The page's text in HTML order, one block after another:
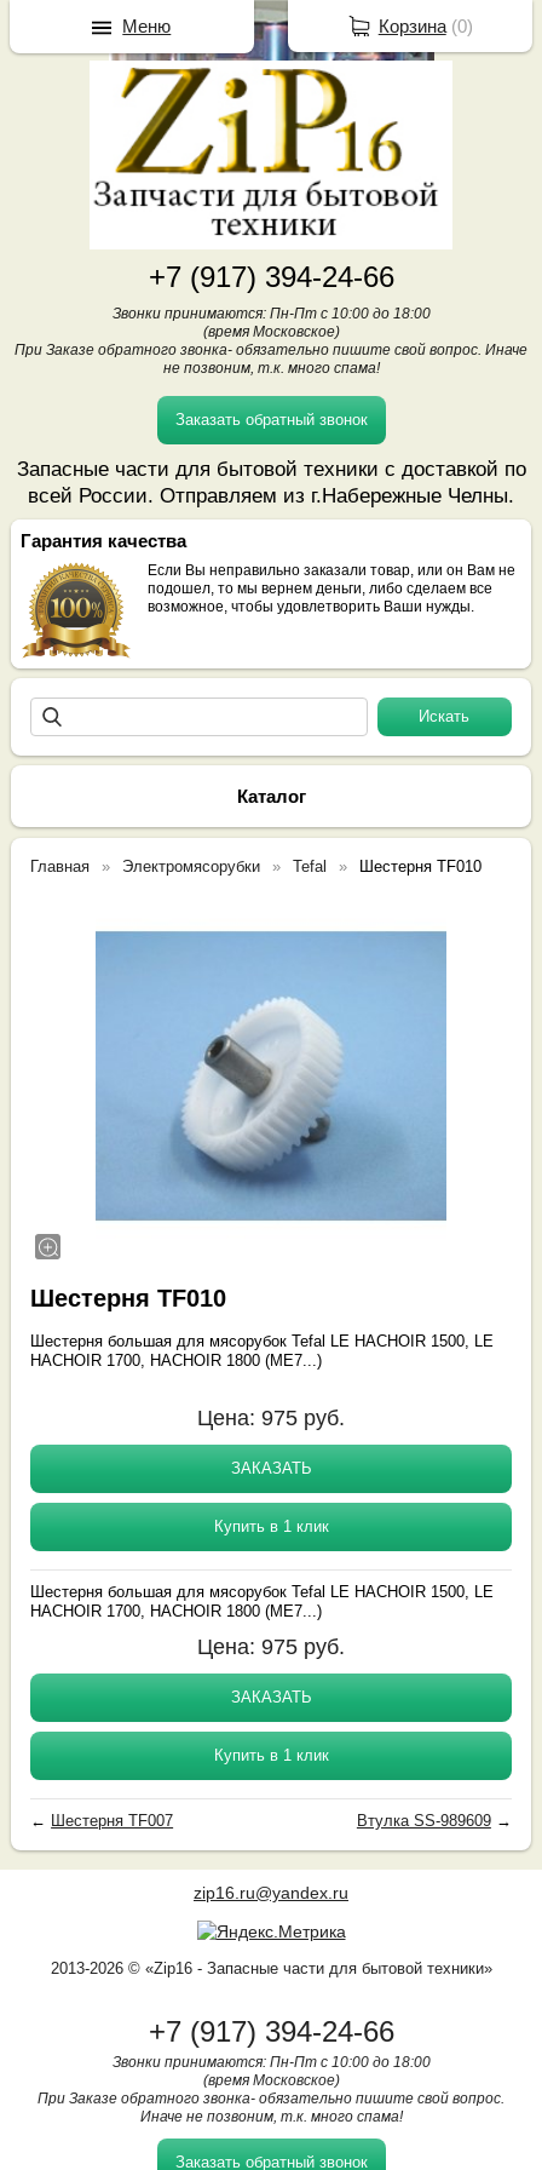
+7 (917) 394-24-66
Звонки принимаются: Пн-Пт с 10:00 до 18:00
(время Московское)
При Заказе обратного звонка- обязательно пишите свой вопрос. Иначе
не позвоним, т.к. много спама!
Заказать обратный звонок
Запасные части для бытовой техники с доставкой по
всей России. Отправляем из г.Набережные Челны.
Гарантия качества
Если Вы неправильно заказали товар, или он Вам не
подошел, то мы вернем деньги, либо сделаем все
возможное, чтобы удовлетворить Ваши нужды.
Каталог
Главная Электромясорубки Tefal Шестерня TF010
Шестерня TF010
Шестерня большая для мясорубок Tefal LE HACHOIR 1500, LE
HACHOIR 1700, HACHOIR 1800 (ME7...)
Цена: 975 руб.
ЗАКАЗАТЬ
Купить в 1 клик
Шестерня большая для мясорубок Tefal LE HACHOIR 1500, LE
HACHOIR 1700, HACHOIR 1800 (ME7...)
Цена: 975 руб.
ЗАКАЗАТЬ
Купить в 1 клик
← Шестерня TF007 Втулка SS-989609→
zip16.ru@yandex.ru
2013-2026 © «Zip16 - Запасные части для бытовой техники»
+7 (917) 394-24-66
Звонки принимаются: Пн-Пт с 10:00 до 18:00
(время Московское)
При Заказе обратного звонка- обязательно пишите свой вопрос.
Иначе не позвоним, т.к. много спама!
Заказать обратный звонок
Корзина(0)
Меню